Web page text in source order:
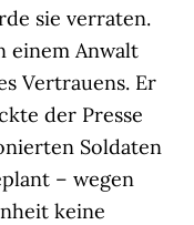
sie verraten.
einem Anwalt
Vertrauens. Er
der Presse
Soldaten
– wegen
keine